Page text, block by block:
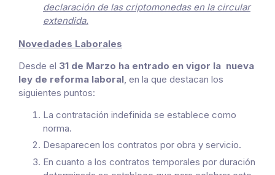
declaración de las criptomonedas en la circular
extendida.
Novedades Laborales
Desde el 31 de Marzo ha entrado en vigor la nueva
ley de reforma laboral, en la que destacan los
siguientes puntos:
La contratación indefinida se establece como
norma.
Desaparecen los contratos por obra y servicio.
En cuanto a los contratos temporales por duración